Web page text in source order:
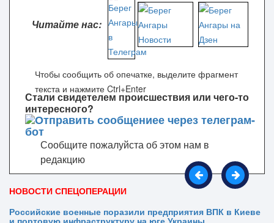
Читайте нас:
Стали свидетелем происшествия или чего-то
интересного?
Сообщите пожалуйста об этом нам в
редакцию
Чтобы сообщить об опечатке, выделите фрагмент
текста и нажмите Ctrl+Enter
НОВОСТИ СПЕЦОПЕРАЦИИ
Российские военные поразили предприятия ВПК в Киеве
и портовую инфраструктуру на юге Украины